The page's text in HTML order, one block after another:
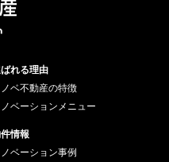
れる理由
ベ不動産の特徴
ベーションメニュー
情報
ベーション事例